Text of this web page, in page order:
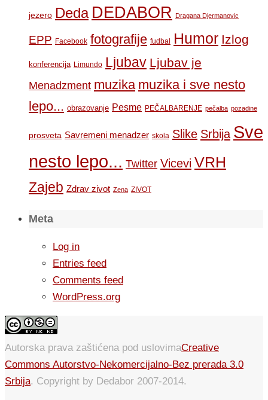
jezero Deda DEDABOR Dragana Djermanovic
EPP Facebook fotografije fudbal Humor Izlog
konferencija Limundo Ljubav Ljubav je
Menadzment muzika muzika i sve nesto
lepo... obrazovanje Pesme PEČALBARENJE pečalba pozadine
prosveta Savremeni menadzer skola Slike Srbija Sve
nesto lepo... Twitter Vicevi VRH
Zajeb Zdrav zivot Zena ZIVOT
Meta
Log in
Entries feed
Comments feed
WordPress.org
Autorska prava zaštićena pod uslovimaCreative
Commons Autorstvo-Nekomercijalno-Bez prerada 3.0
Srbija. Copyright by Dedabor 2007-2014.